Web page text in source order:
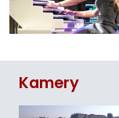
Kamery